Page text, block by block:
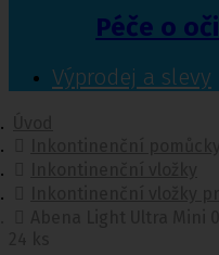
Péče o oči
Výprodej a slevy